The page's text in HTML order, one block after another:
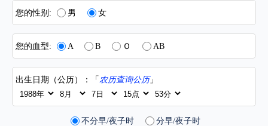
您的性别: 男 女
您的血型: A B Ｏ AB
出生日期（公历）：「 农历查询公历」
不分早/夜子时 分早/夜子时